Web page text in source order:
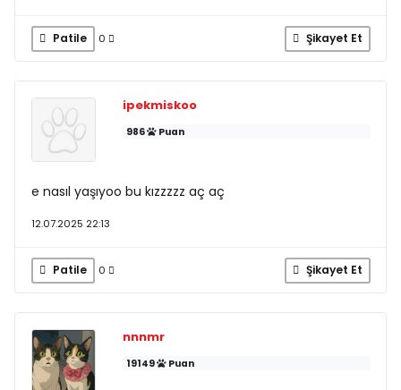
Patile 0 Şikayet Et
ipekmiskoo
986 Puan
e nasıl yaşıyoo bu kızzzzz aç aç
12.07.2025 22:13
Patile 0 Şikayet Et
nnnmr
19149 Puan